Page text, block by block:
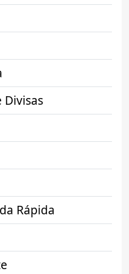
Divisas
Rápida